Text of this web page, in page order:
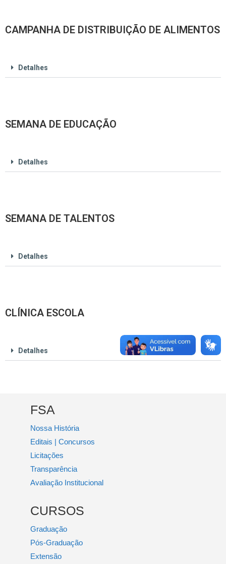
CAMPANHA DE DISTRIBUIÇÃO DE ALIMENTOS
Detalhes
SEMANA DE EDUCAÇÃO
Detalhes
SEMANA DE TALENTOS
Detalhes
CLÍNICA ESCOLA
Detalhes
FSA
Nossa História
Editais | Concursos
Licitações
Transparência
Avaliação Institucional
CURSOS
Graduação
Pós-Graduação
Extensão